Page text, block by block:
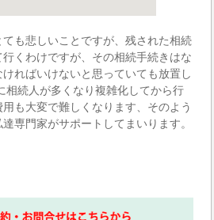
も悲しいことですが、残された相続
くわけですが、その相続手続きはな
ればいけないと思っていても放置し
相続人が多くなり複雑化してから行
も大変で難しくなります、そのよう
専門家がサポートしてまいります。